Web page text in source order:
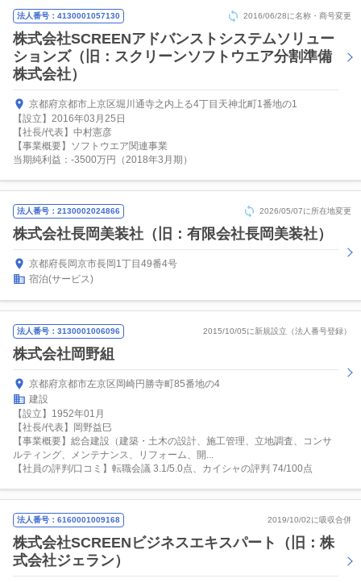
法人番号：4130001057130 2016/06/28に名称・商号変更
株式会社SCREENアドバンストシステムソリュー
ションズ（旧：スクリーンソフトウエア分割準備
株式会社）
京都府京都市上京区堀川通寺之内上る4丁目天神北町1番地の1
【設立】2016年03月25日
【社長/代表】中村憲彦
【事業概要】ソフトウエア関連事業
当期純利益：-3500万円（2018年3月期）
法人番号：2130002024866 2026/05/07に所在地変更
株式会社長岡美装社（旧：有限会社長岡美装社）
京都府長岡京市長岡1丁目49番4号
宿泊(サービス)
法人番号：3130001006096 2015/10/05に新規設立（法人番号登録）
株式会社岡野組
京都府京都市左京区岡崎円勝寺町85番地の4
建設
【設立】1952年01月
【社長/代表】岡野益巳
【事業概要】総合建設（建築・土木の設計、施工管理、立地調査、コンサ
ルティング、メンテナンス、リフォーム、開...
【社員の評判/口コミ】転職会議 3.1/5.0点、カイシャの評判 74/100点
法人番号：6160001009168 2019/10/02に吸収合併
株式会社SCREENビジネスエキスパート（旧：株
式会社ジェラン）